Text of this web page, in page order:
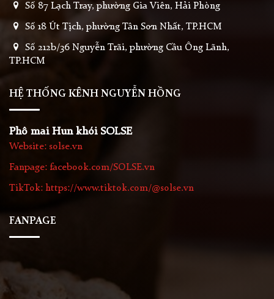
Số 87 Lạch Tray, phường Gia Viên, Hải Phòng
Số 18 Út Tịch, phường Tân Sơn Nhất, TP.HCM
Số 212b/36 Nguyễn Trãi, phường Cầu Ông Lãnh,
TP.HCM
HỆ THỐNG KÊNH NGUYỄN HỒNG
Phô mai Hun khói SOLSE
Website: solse.vn
Fanpage: facebook.com/SOLSE.vn
TikTok: https://www.tiktok.com/@solse.vn
FANPAGE